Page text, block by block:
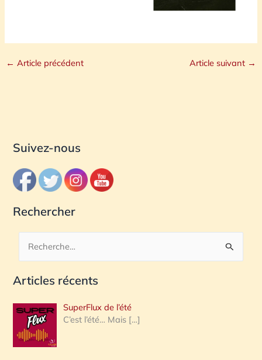
← Article précédent Article suivant →
Suivez-nous
Rechercher
c
e
r
c
Articles récents
SuperFlux de l’été
C’est l’été… Mais […]